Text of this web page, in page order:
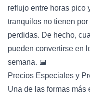
reflujo entre horas pico
tranquilos no tienen
perdidas. De hecho,
pueden convertirse en
semana. 📅
Precios Especiales y
Una de las formas más